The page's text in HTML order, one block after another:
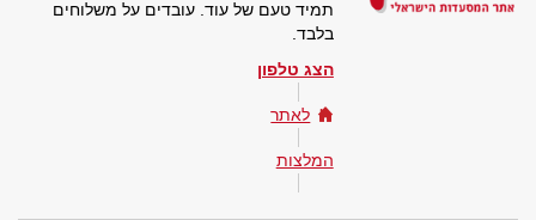
תמיד טעם של עוד. עובדים על משלוחים
בלבד.
הצג טלפון
לאתר
המלצות